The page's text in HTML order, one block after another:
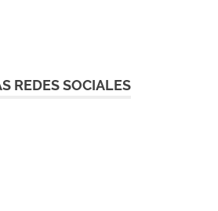
REDES SOCIALES